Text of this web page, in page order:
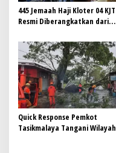
445 Jemaah Haji Kloter 04 KJT
Resmi Diberangkatkan dari
Quick Response Pemkot
Tasikmalaya Tangani Wilayah